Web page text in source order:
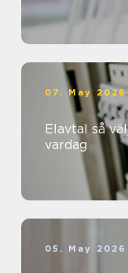
07. May 2026
Elavtal så väljer du rätt avtal för din
vardag
05. May 2026